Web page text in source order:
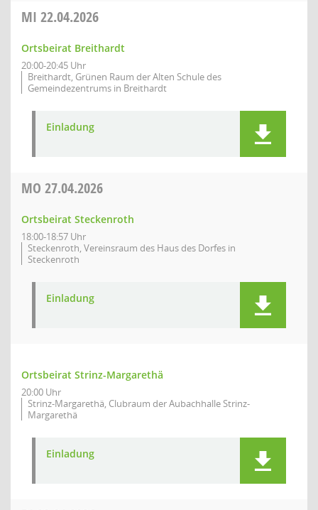
MI 22.04.2026
Ortsbeirat Breithardt
20:00-20:45 Uhr
Breithardt, Grünen Raum der Alten Schule des
Gemeindezentrums in Breithardt
Einladung
MO 27.04.2026
Ortsbeirat Steckenroth
18:00-18:57 Uhr
Steckenroth, Vereinsraum des Haus des Dorfes in
Steckenroth
Einladung
Ortsbeirat Strinz-Margarethä
20:00 Uhr
Strinz-Margarethä, Clubraum der Aubachhalle Strinz-
Margarethä
Einladung